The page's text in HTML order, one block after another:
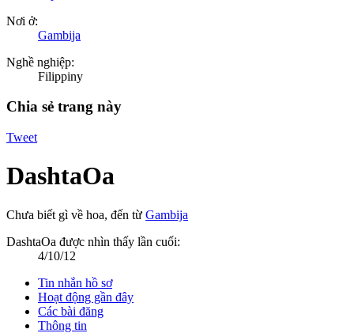
Nơi ở:
Gambija
Nghề nghiệp:
Filippiny
Chia sẻ trang này
Tweet
DashtaOa
Chưa biết gì về hoa, đến từ Gambija
DashtaOa được nhìn thấy lần cuối:
4/10/12
Tin nhắn hồ sơ
Hoạt động gần đây
Các bài đăng
Thông tin